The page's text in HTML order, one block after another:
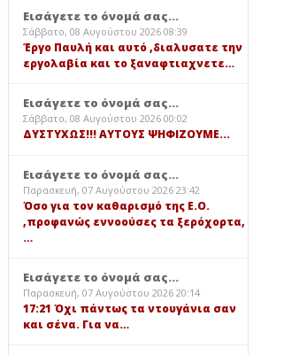
Εισάγετε το όνομά σας...
Σάββατο, 08 Αυγούστου 2026 08:39
Έργο Παυλή και αυτό ,διαλυσατε την
εργολαβία και το ξαναφτιαχνετε…
Εισάγετε το όνομά σας...
Σάββατο, 08 Αυγούστου 2026 00:02
ΔΥΣΤΥΧΩΣ!!! ΑΥΤΟΥΣ ΨΗΦΙΖΟΥΜΕ...
Εισάγετε το όνομά σας...
Παρασκευή, 07 Αυγούστου 2026 23:42
Όσο για τον καθαρισμό της Ε.Ο.
,προφανώς εννοούσες τα ξερόχορτα,
…
Εισάγετε το όνομά σας...
Παρασκευή, 07 Αυγούστου 2026 20:14
17:21 Όχι πάντως τα ντουγάνια σαν
και σένα. Για να…